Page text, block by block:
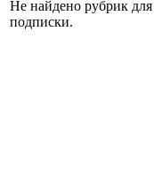
Не найдено рубрик для
подписки.